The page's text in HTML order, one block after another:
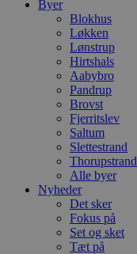
Byer
Blokhus
Løkken
Lønstrup
Hirtshals
Aabybro
Pandrup
Brovst
Fjerritslev
Saltum
Slettestrand
Thorupstrand
Alle byer
Nyheder
Det sker
Fokus på
Set og sket
Tæt på